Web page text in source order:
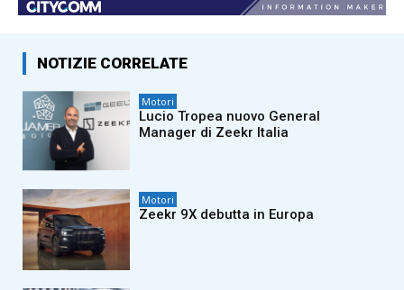
NOTIZIE CORRELATE
Motori
Lucio Tropea nuovo General
Manager di Zeekr Italia
Motori
Zeekr 9X debutta in Europa